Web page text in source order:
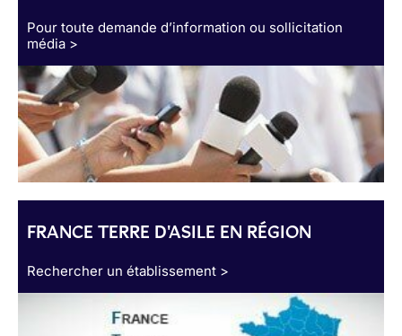
Pour toute demande d’information ou sollicitation
média >
FRANCE TERRE D'ASILE EN RÉGION
Rechercher un établissement >